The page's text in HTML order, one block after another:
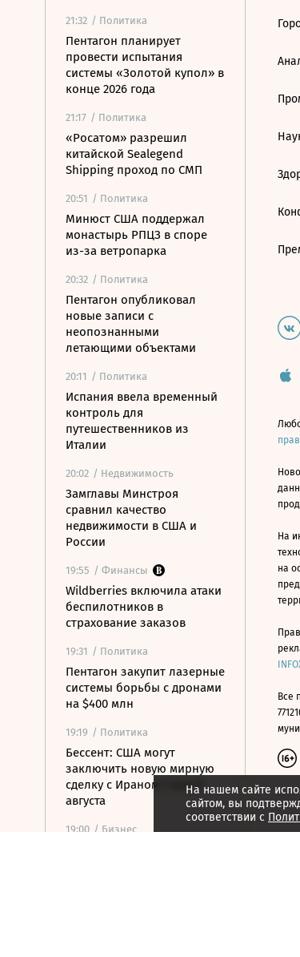
21:32 / Политика
Пентагон планирует
провести испытания
системы «Золотой купол» в
конце 2026 года
21:17 / Политика
«Росатом» разрешил
китайской Sealegend
Shipping проход по СМП
20:51 / Политика
Минюст США поддержал
монастырь РПЦЗ в споре
из-за ветропарка
20:32 / Политика
Пентагон опубликовал
новые записи с
неопознанными
летающими объектами
20:11 / Политика
Испания ввела временный
контроль для
путешественников из
Италии
20:02 / Недвижимость
Замглавы Минстроя
сравнил качество
недвижимости в США и
России
19:55 / Финансы
Wildberries включила атаки
беспилотников в
страхование заказов
19:31 / Политика
Пентагон закупит лазерные
системы борьбы с дронами
на $400 млн
19:19 / Политика
Бессент: США могут
заключить новую мирную
сделку с Ираном 7 или 8
августа
19:00 / Бизнес
На нашем сайте
сайтом, вы
соответствии с
На
на
Все